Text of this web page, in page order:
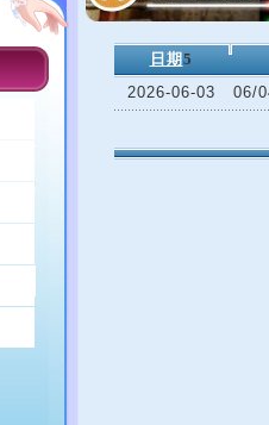
日期 5
2026-06-03
06/